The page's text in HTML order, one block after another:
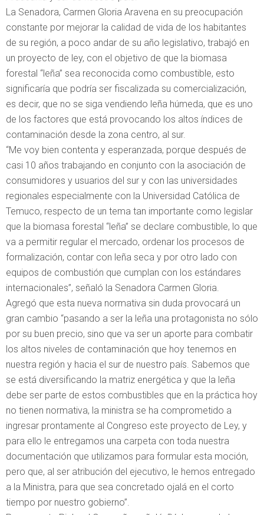
La Senadora, Carmen Gloria Aravena en su preocupación
constante por mejorar la calidad de vida de los habitantes
de su región, a poco andar de su año legislativo, trabajó en
un proyecto de ley, con el objetivo de que la biomasa
forestal “leña” sea reconocida como combustible, esto
significaría que podría ser fiscalizada su comercialización,
es decir, que no se siga vendiendo leña húmeda, que es uno
de los factores que está provocando los altos índices de
contaminación desde la zona centro, al sur.
“Me voy bien contenta y esperanzada, porque después de
casi 10 años trabajando en conjunto con la asociación de
consumidores y usuarios del sur y con las universidades
regionales especialmente con la Universidad Católica de
Temuco, respecto de un tema tan importante como legislar
que la biomasa forestal “leña” se declare combustible, lo que
va a permitir regular el mercado, ordenar los procesos de
formalización, contar con leña seca y por otro lado con
equipos de combustión que cumplan con los estándares
internacionales”, señaló la Senadora Carmen Gloria.
Agregó que esta nueva normativa sin duda provocará un
gran cambio “pasando a ser la leña una protagonista no sólo
por su buen precio, sino que va ser un aporte para combatir
los altos niveles de contaminación que hoy tenemos en
nuestra región y hacia el sur de nuestro país. Sabemos que
se está diversificando la matriz energética y que la leña
debe ser parte de estos combustibles que en la práctica hoy
no tienen normativa, la ministra se ha comprometido a
ingresar prontamente al Congreso este proyecto de Ley, y
para ello le entregamos una carpeta con toda nuestra
documentación que utilizamos para formular esta moción,
pero que, al ser atribución del ejecutivo, le hemos entregado
a la Ministra, para que sea concretado ojalá en el corto
tiempo por nuestro gobierno”.